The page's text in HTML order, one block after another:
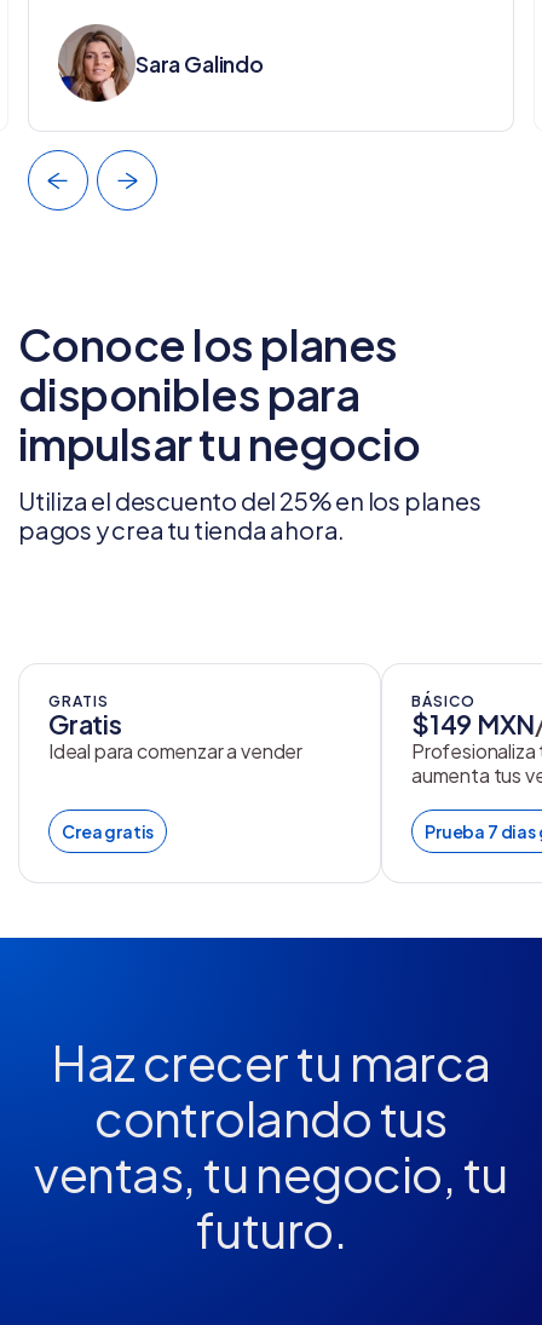
Sara Galindo
Conoce los planes
disponibles para
impulsar tu negocio
Utiliza el descuento del 25% en los planes
pagos y crea tu tienda ahora.
GRATIS
Gratis
Ideal para comenzar a vender
Crea gratis
BÁSICO
$149 MXN
aumenta tus
Prueba 7
Haz crecer tu marca
controlando tus
ventas, tu negocio, tu
futuro.